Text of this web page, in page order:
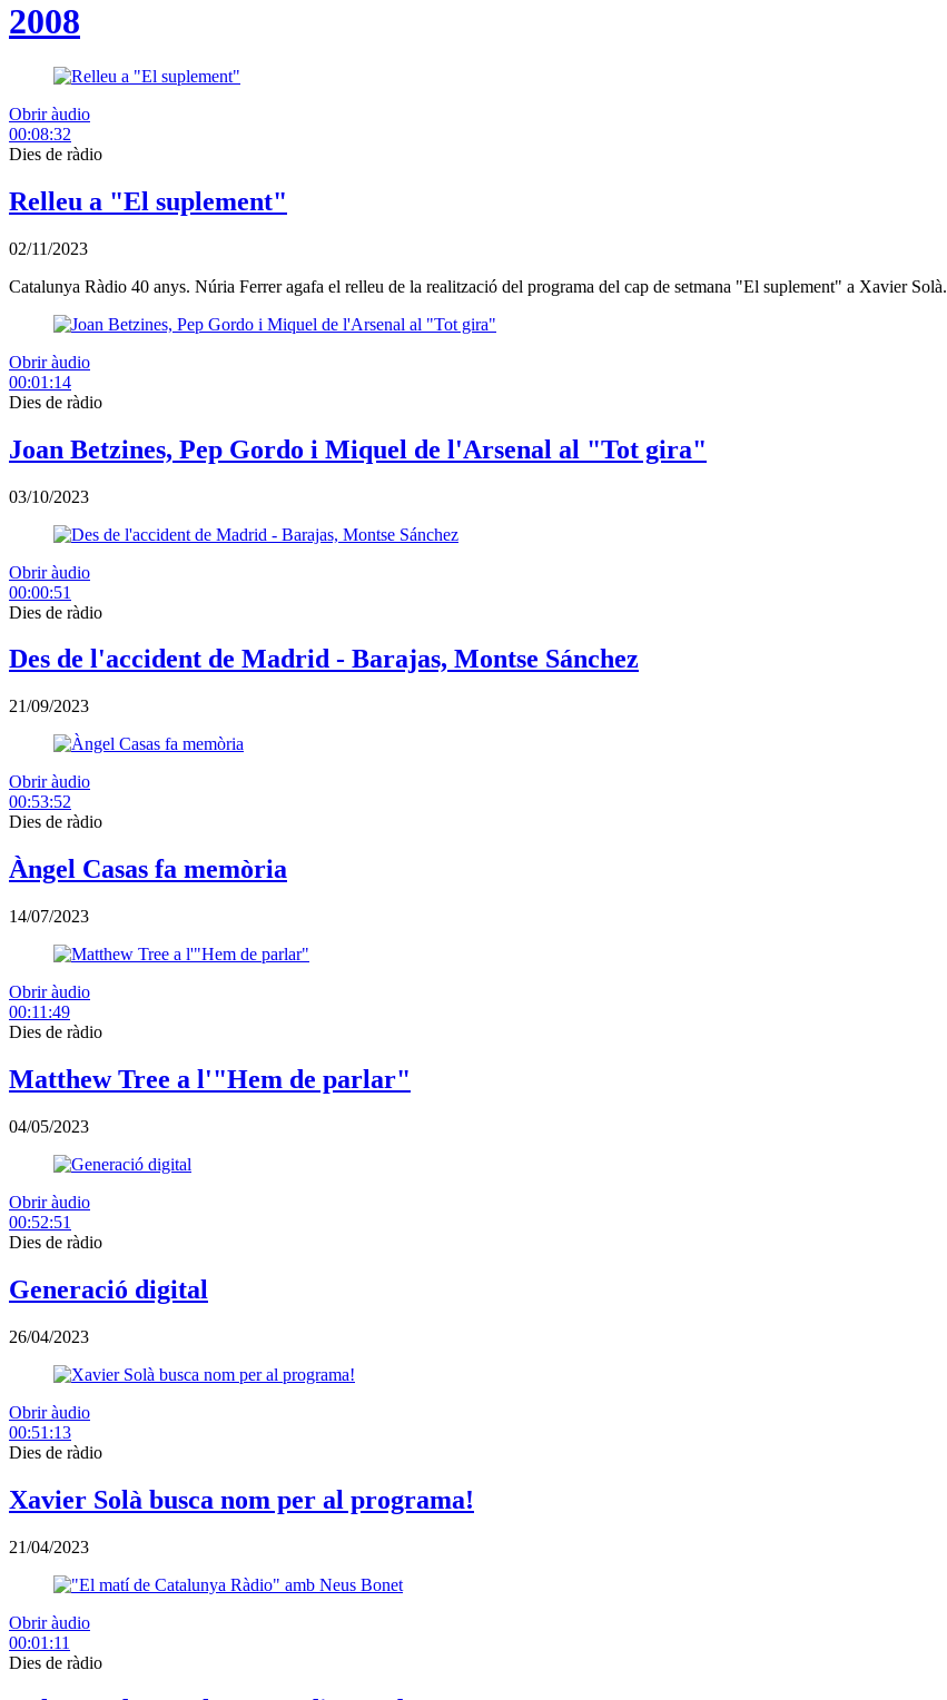
2008
Obrir àudio
00:08:32
Dies de ràdio
Relleu a "El suplement"
02/11/2023
Catalunya Ràdio 40 anys. Núria Ferrer agafa el relleu de la realització del programa del cap de setmana "El suplement" a Xavier Solà.
Obrir àudio
00:01:14
Dies de ràdio
Joan Betzines, Pep Gordo i Miquel de l'Arsenal al "Tot gira"
03/10/2023
Obrir àudio
00:00:51
Dies de ràdio
Des de l'accident de Madrid - Barajas, Montse Sánchez
21/09/2023
Obrir àudio
00:53:52
Dies de ràdio
Àngel Casas fa memòria
14/07/2023
Obrir àudio
00:11:49
Dies de ràdio
Matthew Tree a l'"Hem de parlar"
04/05/2023
Obrir àudio
00:52:51
Dies de ràdio
Generació digital
26/04/2023
Obrir àudio
00:51:13
Dies de ràdio
Xavier Solà busca nom per al programa!
21/04/2023
Obrir àudio
00:01:11
Dies de ràdio